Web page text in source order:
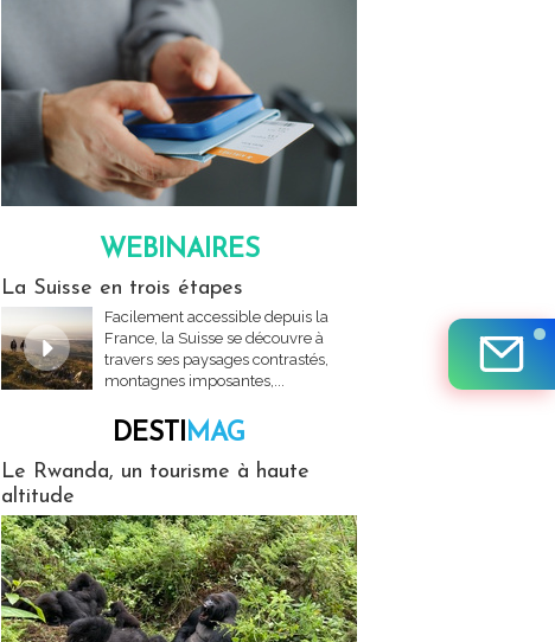
WEBINAIRES
La Suisse en trois étapes
Facilement accessible depuis la
France, la Suisse se découvre à
travers ses paysages contrastés,
montagnes imposantes,...
DESTIMAG
Le Rwanda, un tourisme à haute
altitude